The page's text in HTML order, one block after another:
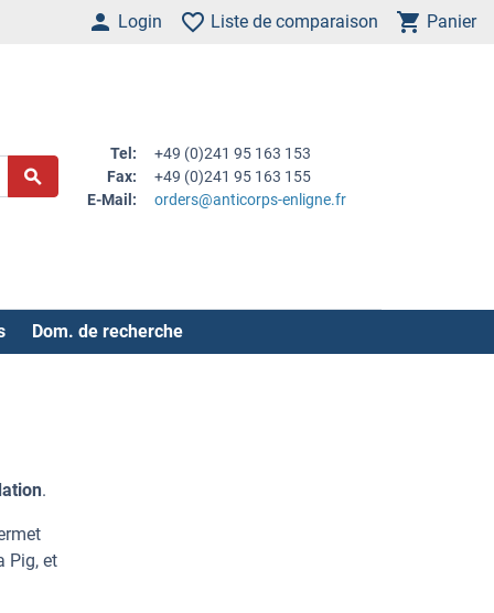
Login Liste de comparaison Panier
Tel:
+49 (0)241 95 163 153
Fax:
+49 (0)241 95 163 155
E-Mail:
orders@anticorps-enligne.fr
Dom. de recherche
.
Pig, et